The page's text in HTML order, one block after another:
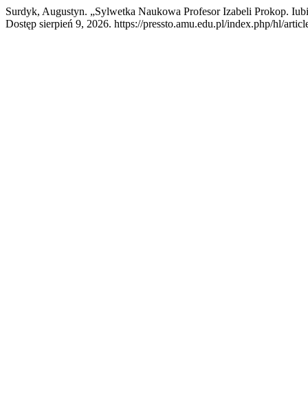
Surdyk, Augustyn. „Sylwetka Naukowa Profesor Izabeli Prokop.
Dostęp sierpień 9, 2026. https://pressto.amu.edu.pl/index.php/hl/